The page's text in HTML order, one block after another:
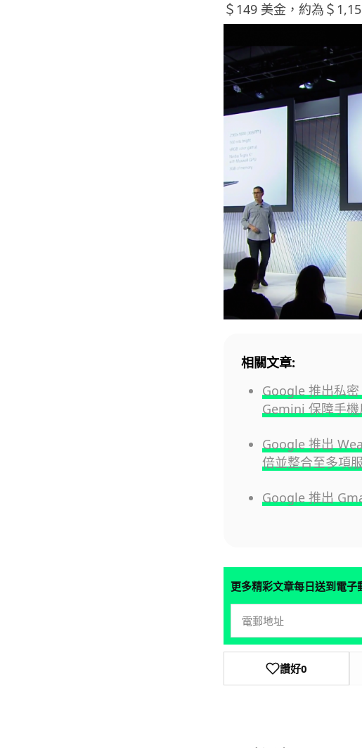
＄149 美金，約為＄
相關文章:
Google 推出私
Gemini 保障手
Google 推出
倍並整合至多項
Google 推出
更多精彩文章每日送到電子
讚好0